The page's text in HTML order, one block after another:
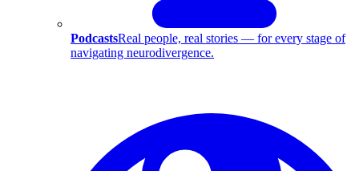
PodcastsReal people, real stories — for every stage of
navigating neurodivergence.